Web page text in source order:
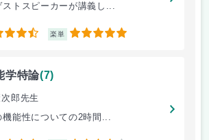
ストスピーカーが講義し...
楽単 5
学特論(7)
郎先生
機能性についての2時間...